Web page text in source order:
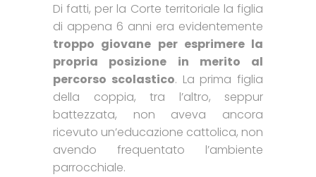
Di fatti, per la Corte territoriale la figlia
di appena 6 anni era evidentemente
troppo giovane per esprimere la
propria posizione in merito al
percorso scolastico. La prima figlia
della coppia, tra l’altro, seppur
battezzata, non aveva ancora
ricevuto un’educazione cattolica, non
avendo frequentato l’ambiente
parrocchiale.